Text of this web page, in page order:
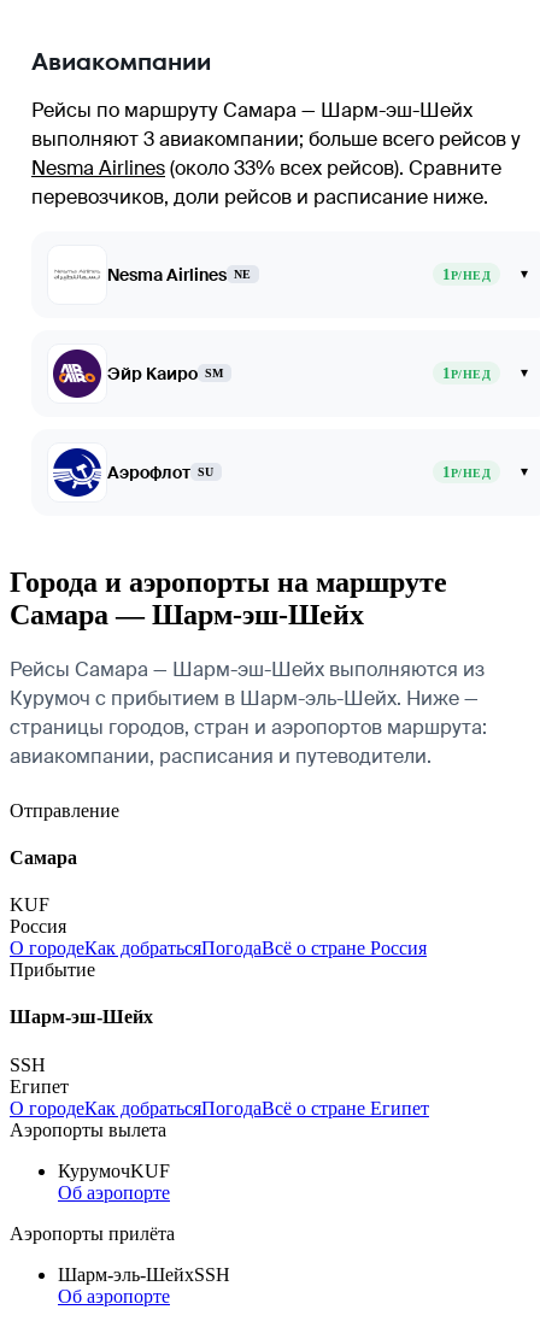
Авиакомпании
Рейсы по маршруту Самара — Шарм-эш-Шейх
выполняют 3 авиакомпании; больше всего рейсов у
Nesma Airlines(около 33% всех рейсов). Сравните
перевозчиков, доли рейсов и расписание ниже.
Nesma Airlines NE 1Р/НЕД ▾
Эйр Каиро SM 1Р/НЕД ▾
Аэрофлот SU 1Р/НЕД ▾
Города и аэропорты на маршруте
Самара — Шарм-эш-Шейх
Рейсы Самара — Шарм-эш-Шейх выполняются из
Курумоч с прибытием в Шарм-эль-Шейх. Ниже —
страницы городов, стран и аэропортов маршрута:
авиакомпании, расписания и путеводители.
Отправление
Самара
KUF
Россия
О городеКак добратьсяПогодаВсё о стране Россия
Прибытие
Шарм-эш-Шейх
SSH
Египет
О городеКак добратьсяПогодаВсё о стране Египет
Аэропорты вылета
КурумочKUF
Об аэропорте
Аэропорты прилёта
Шарм-эль-ШейхSSH
Об аэропорте